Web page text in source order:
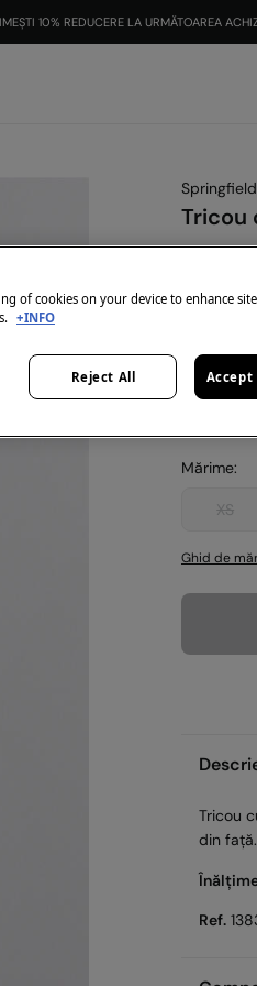
10% REDUCERE LA URMĂTOAREA
Springfield
Tricou
Culoare:
Mărime:
XS
Ghid de
Tricou
din
Ref.
of cookies on your device to enhance
+INFO
Reject All Accept